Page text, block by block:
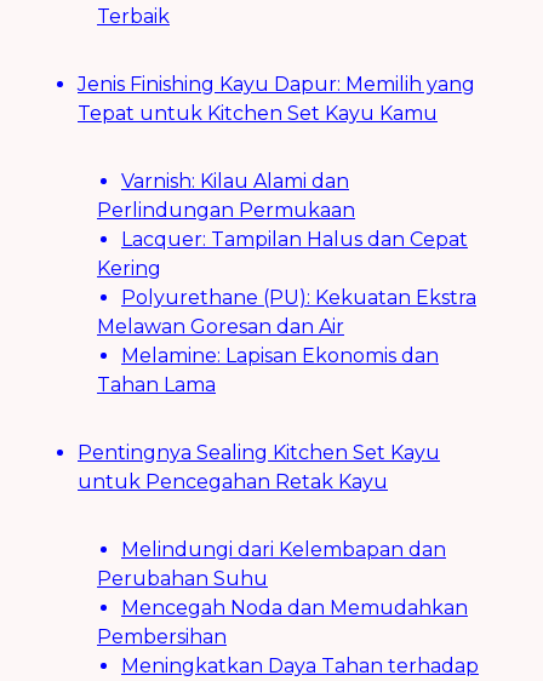
Terbaik
Jenis Finishing Kayu Dapur: Memilih yang
Tepat untuk Kitchen Set Kayu Kamu
Varnish: Kilau Alami dan
Perlindungan Permukaan
Lacquer: Tampilan Halus dan Cepat
Kering
Polyurethane (PU): Kekuatan Ekstra
Melawan Goresan dan Air
Melamine: Lapisan Ekonomis dan
Tahan Lama
Pentingnya Sealing Kitchen Set Kayu
untuk Pencegahan Retak Kayu
Melindungi dari Kelembapan dan
Perubahan Suhu
Mencegah Noda dan Memudahkan
Pembersihan
Meningkatkan Daya Tahan terhadap